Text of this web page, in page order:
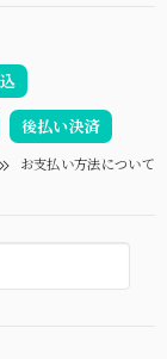
後払い決済
お支払い方法について